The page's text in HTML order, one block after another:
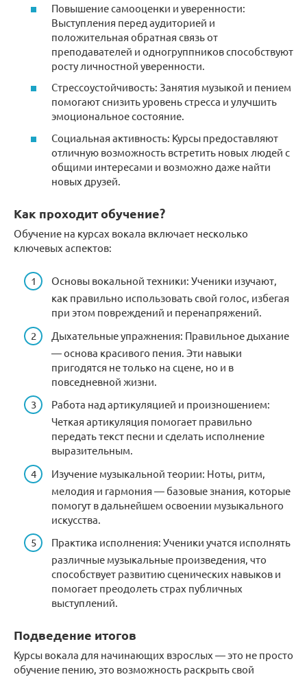
Повышение самооценки и уверенности:
Выступления перед аудиторией и
положительная обратная связь от
преподавателей и одногруппников способствуют
росту личностной уверенности.
Стрессоустойчивость: Занятия музыкой и пением
помогают снизить уровень стресса и улучшить
эмоциональное состояние.
Социальная активность: Курсы предоставляют
отличную возможность встретить новых людей с
общими интересами и возможно даже найти
новых друзей.
Как проходит обучение?
Обучение на курсах вокала включает несколько
ключевых аспектов:
Основы вокальной техники: Ученики изучают,
как правильно использовать свой голос, избегая
при этом повреждений и перенапряжений.
Дыхательные упражнения: Правильное дыхание
— основа красивого пения. Эти навыки
пригодятся не только на сцене, но и в
повседневной жизни.
Работа над артикуляцией и произношением:
Четкая артикуляция помогает правильно
передать текст песни и сделать исполнение
выразительным.
Изучение музыкальной теории: Ноты, ритм,
мелодия и гармония — базовые знания, которые
помогут в дальнейшем освоении музыкального
искусства.
Практика исполнения: Ученики учатся исполнять
различные музыкальные произведения, что
способствует развитию сценических навыков и
помогает преодолеть страх публичных
выступлений.
Подведение итогов
Курсы вокала для начинающих взрослых — это не просто
обучение пению, это возможность раскрыть свой